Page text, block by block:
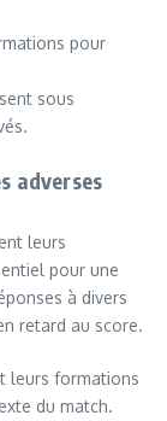
pour
sous
adverses
leurs
pour une
à divers
retard au score.
leurs formations
du match.